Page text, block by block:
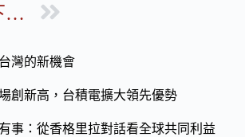
b
o
k
p
Li
n
k
下一篇
灣的新機會
創新高，台積電擴大領先優勢
事：從香格里拉對話看全球共同利益